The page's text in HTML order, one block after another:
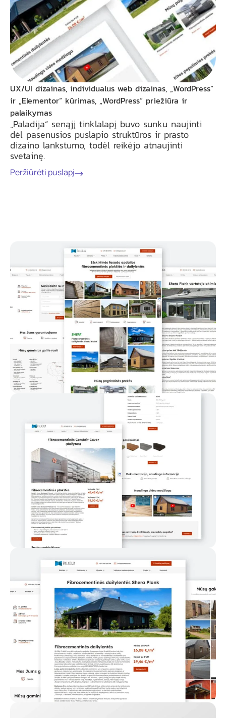
UX/UI dizainas, individualus web dizainas, „WordPress“
ir „Elementor“ kūrimas, „WordPress“ priežiūra ir
palaikymas
„Paladija“ senąjį tinklalapį buvo sunku naujinti
dėl pasenusios puslapio struktūros ir prasto
dizaino lankstumo, todėl reikėjo atnaujinti
svetainę.
Peržiūrėti puslapį